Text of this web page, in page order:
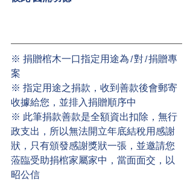
※ 捐贈棺木一口指定用途為1對1捐贈專
案
※ 指定用途之捐款，收到善款後會郵寄
收據給您，並排入捐贈順序中
※ 此筆捐款善款是全額資出扣除，無行
政支出，所以無法開立年底結稅用感謝
狀，只有頒發感謝獎狀一張，並邀請您
蒞臨受助捐棺家屬家中，當面面交，以
昭公信